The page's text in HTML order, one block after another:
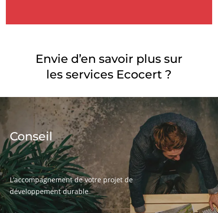
NOS EXPERTISES
Agriculture biologique
Envie d’en savoir plus sur
les services Ecocert ?
Conseil
L’accompagnement de votre projet de
développement durable